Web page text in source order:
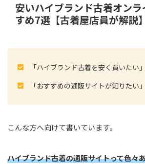
安いハイブランド古着オン
すめ7選【古着屋店員が解説】
「ハイブランド古着を安く買いたい」
「おすすめの通販サイトが知りたい」
こんな方へ向けて書いています。
ハイブランド古着の通販サイトって色々